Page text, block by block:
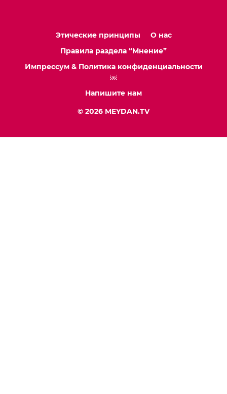
Этические принципы
О нас
Правила раздела “Мнение”
Импрессум & Политика конфиденциальности
￼
Напишите нам
© 2026 MEYDAN.TV